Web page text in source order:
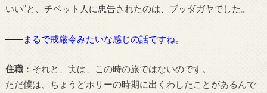
いい”と、チベット人に忠告されたのは、ブッダガヤでした。
――まるで戒厳令みたいな感じの話ですね。
住職：それと、実は、この時の旅ではないのです。
ただ僕は、ちょうどホリーの時期に出くわしたことがあるんで